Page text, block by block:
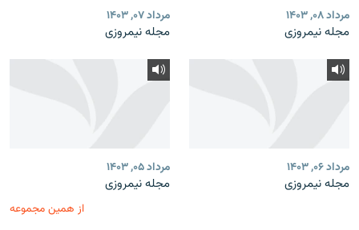
مرداد ۰۸, ۱۴۰۳
مجله نیمروزی
مرداد ۰۷, ۱۴۰۳
مجله نیمروزی
مرداد ۰۶, ۱۴۰۳
مجله نیمروزی
مرداد ۰۵, ۱۴۰۳
مجله نیمروزی
از همین مجموعه